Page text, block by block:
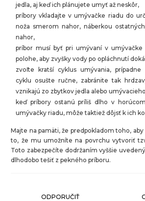
jedla, aj keď ich plánujete umyť až neskôr,
príbory vkladajte v umývačke riadu do
noža smerom nahor, náberkou
nahor,
príbor musí byť pri umývaní v umývačke
polohe, aby zvyšky vody po opláchnutí
zvoľte kratší cyklus umývania,
cyklu osušte ručne, zabránite tak
vznikajú zo zbytkov jedla alebo
keď príbory ostanú príliš dlho v
umývačky riadu, môže taktiež dôjsť k ich
Majte na pamäti, že predpokladom toho,
to, že mu umožníte na povrchu vytvoriť
Toto zabezpečíte dodržaním vyššie
dlhodobo tešiť z pekného príboru.
ODPORUČIŤ